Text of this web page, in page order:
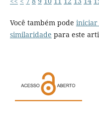
Você também pode iniciar
similaridade para este